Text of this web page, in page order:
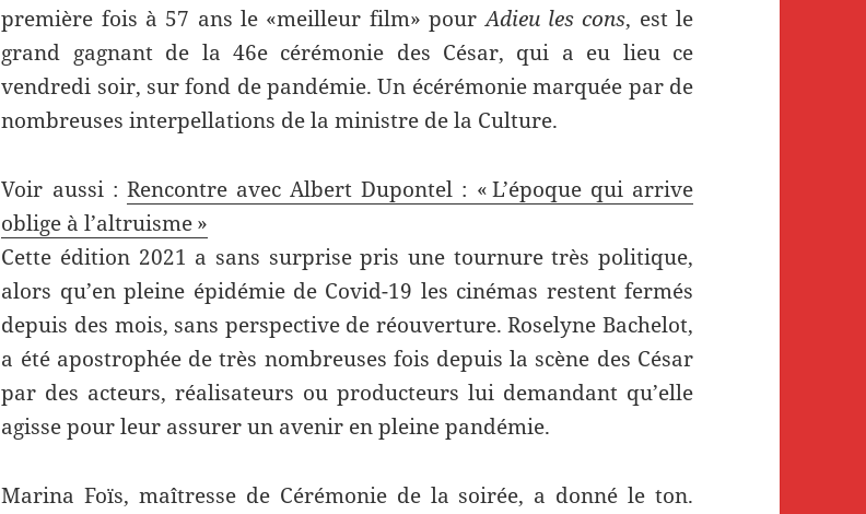
première fois à 57 ans le «meilleur film» pourAdieu les cons, est le
grand gagnant de la 46e cérémonie des César, qui a eu lieu ce
vendredi soir, sur fond de pandémie. Un écérémonie marquée par de
nombreuses interpellations de la ministre de la Culture.
Voir aussi : Rencontre avec Albert Dupontel : « L’époque qui arrive
oblige à l’altruisme »
Cette édition 2021 a sans surprise pris une tournure très politique,
alors qu’en pleine épidémie de Covid-19 les cinémas restent fermés
depuis des mois, sans perspective de réouverture. Roselyne Bachelot,
a été apostrophée de très nombreuses fois depuis la scène des César
par des acteurs, réalisateurs ou producteurs lui demandant qu’elle
agisse pour leur assurer un avenir en pleine pandémie.
Marina Foïs, maîtresse de Cérémonie de la soirée, a donné le ton.